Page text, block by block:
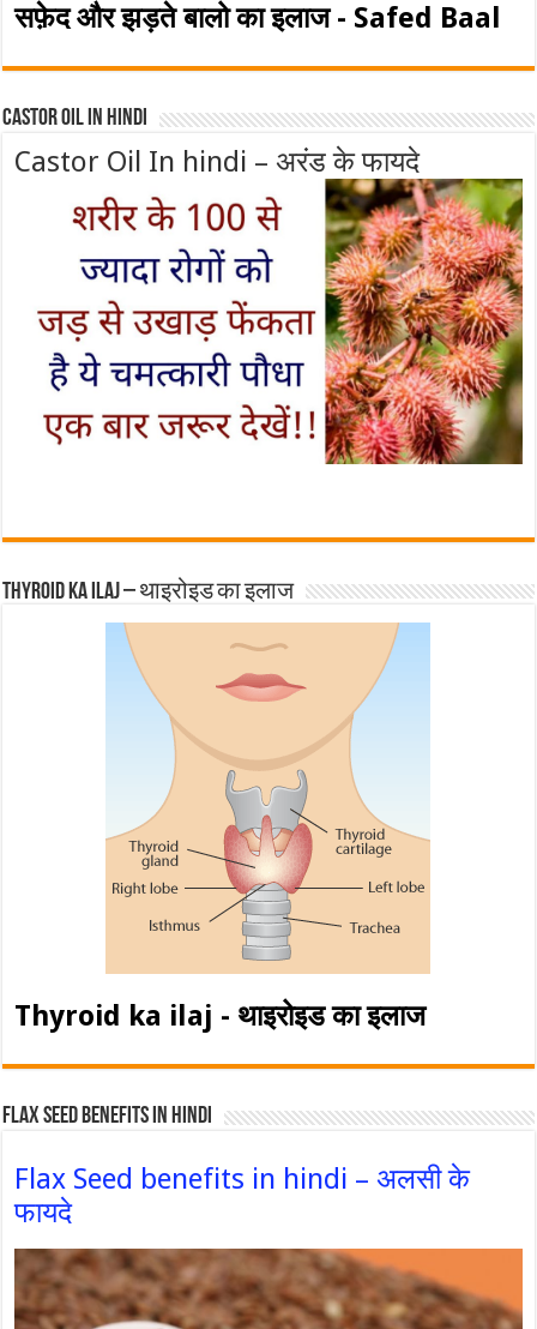
सफ़ेद और झड़ते बालो का इलाज - Safed Baal
Castor Oil In Hindi
Castor Oil In hindi – अरंड के फायदे
Thyroid ka ilaj – थाइरोइड का इलाज
Thyroid ka ilaj - थाइरोइड का इलाज
Flax Seed Benefits in hindi
Flax Seed benefits in hindi – अलसी के
फायदे